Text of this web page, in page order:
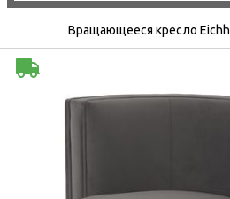
Вращающееся кресло